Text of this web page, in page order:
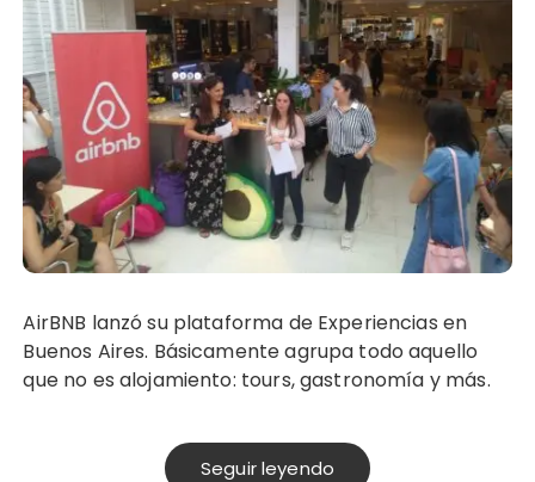
AirBNB lanzó su plataforma de Experiencias en
Buenos Aires. Básicamente agrupa todo aquello
que no es alojamiento: tours, gastronomía y más.
Seguir leyendo